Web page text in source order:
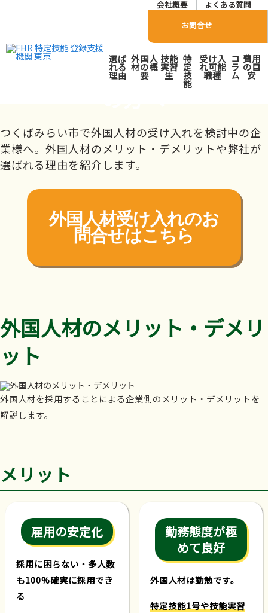
会社概要
よくある質問
お問合せ
選ば
れる
理由
外国人
材の概
要
技能
実習
生
特
定
技
能
受け入
れ可能
職種
コ
ラ
ム
費用
の目
安
つくばみらい市で外国人人
材派遣･紹介会社をお探し
つくばみらい市で外国人材の受け入れを検討中の企
業様へ。外国人材のメリット・デメリットや弊社が
選ばれる理由を紹介します。
外国人材受け入れのお
問合せはこちら
外国人材のメリット・デメリ
ット
外国人材を採用することによる企業側のメリット・デメリットを
解説します。
メリット
雇用の安定化
採用に困らない・多人数
も100%確実に採用でき
る
勤務態度が極
めて良好
外国人材は勤勉です。
特定技能1号や技能実習